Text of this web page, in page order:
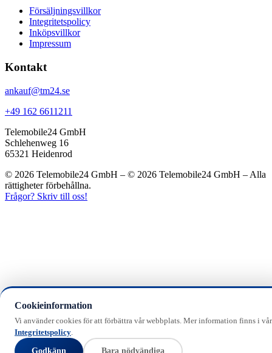
Försäljningsvillkor
Integritetspolicy
Inköpsvillkor
Impressum
Kontakt
ankauf@tm24.se
+49 162 6611211
Telemobile24 GmbH
Schlehenweg 16
65321 Heidenrod
© 2026 Telemobile24 GmbH – © 2026 Telemobile24 GmbH – Alla
rättigheter förbehållna.
Frågor? Skriv till oss!
Cookieinformation
Vi använder cookies för att förbättra vår webbplats. Mer information finns i vår
Integritetspolicy.
Godkänn Bara nödvändiga